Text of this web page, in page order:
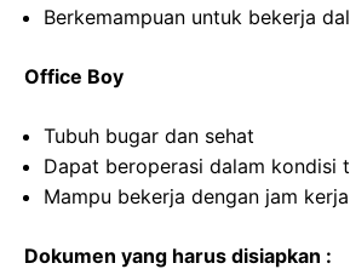
Berkemampuan untuk bekerja
Office Boy
Tubuh bugar dan sehat
Dapat beroperasi dalam kondisi
Mampu bekerja dengan jam
Dokumen yang harus disiapkan :